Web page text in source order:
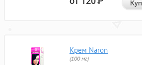
Крем Naron
(100 мг)